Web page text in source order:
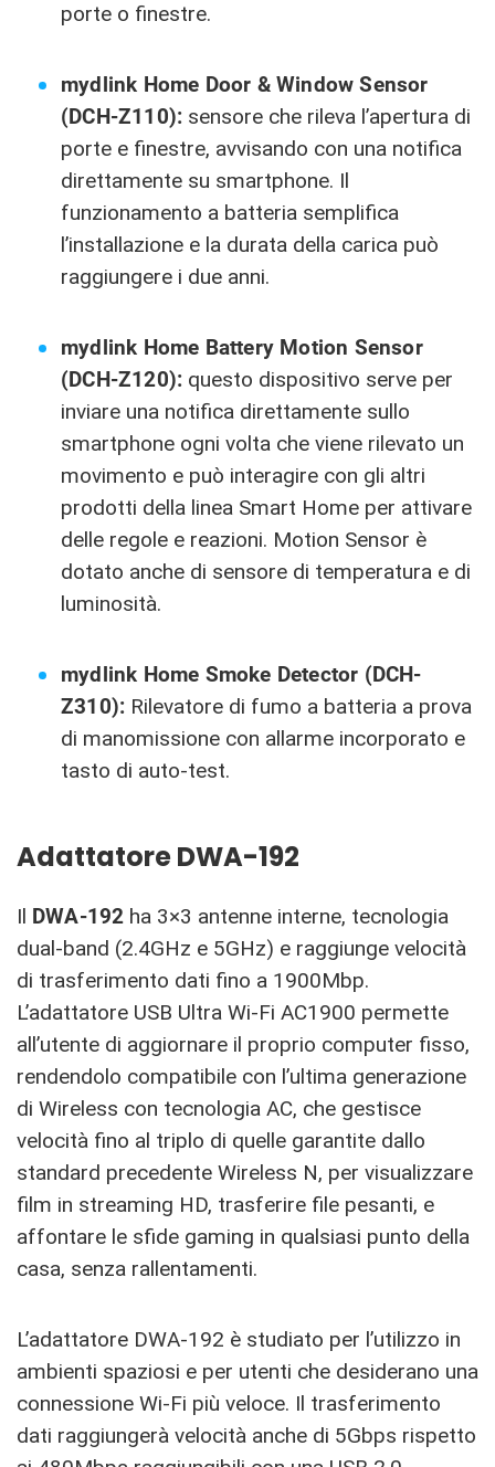
porte o finestre.
mydlink Home Door & Window Sensor
(DCH-Z110): sensore che rileva l’apertura di
porte e finestre, avvisando con una notifica
direttamente su smartphone. Il
funzionamento a batteria semplifica
l’installazione e la durata della carica può
raggiungere i due anni.
mydlink Home Battery Motion Sensor
(DCH-Z120): questo dispositivo serve per
inviare una notifica direttamente sullo
smartphone ogni volta che viene rilevato un
movimento e può interagire con gli altri
prodotti della linea Smart Home per attivare
delle regole e reazioni. Motion Sensor è
dotato anche di sensore di temperatura e di
luminosità.
mydlink Home Smoke Detector (DCH-
Z310): Rilevatore di fumo a batteria a prova
di manomissione con allarme incorporato e
tasto di auto-test.
Adattatore DWA-192
Il DWA-192 ha 3×3 antenne interne, tecnologia
dual-band (2.4GHz e 5GHz) e raggiunge velocità
di trasferimento dati fino a 1900Mbp.
L’adattatore USB Ultra Wi-Fi AC1900 permette
all’utente di aggiornare il proprio computer fisso,
rendendolo compatibile con l’ultima generazione
di Wireless con tecnologia AC, che gestisce
velocità fino al triplo di quelle garantite dallo
standard precedente Wireless N, per visualizzare
film in streaming HD, trasferire file pesanti, e
affontare le sfide gaming in qualsiasi punto della
casa, senza rallentamenti.
L’adattatore DWA-192 è studiato per l’utilizzo in
ambienti spaziosi e per utenti che desiderano una
connessione Wi-Fi più veloce. Il trasferimento
dati raggiungerà velocità anche di 5Gbps rispetto